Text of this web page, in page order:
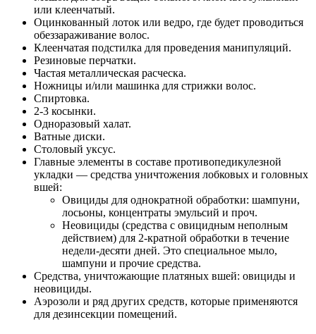
или клеенчатый.
Оцинкованный лоток или ведро, где будет проводиться
обеззараживание волос.
Клеенчатая подстилка для проведения манипуляций.
Резиновые перчатки.
Частая металлическая расческа.
Ножницы и/или машинка для стрижки волос.
Спиртовка.
2-3 косынки.
Одноразовый халат.
Ватные диски.
Столовый уксус.
Главные элементы в составе противопедикулезной
укладки — средства уничтожения лобковых и головных
вшей:
Овициды для однократной обработки: шампуни,
лосьоны, концентраты эмульсий и проч.
Неовициды (средства с овицидным неполным
действием) для 2-кратной обработки в течение
недели-десяти дней. Это специальное мыло,
шампуни и прочие средства.
Средства, уничтожающие платяных вшей: овициды и
неовициды.
Аэрозоли и ряд других средств, которые применяются
для дезинсекции помещений.